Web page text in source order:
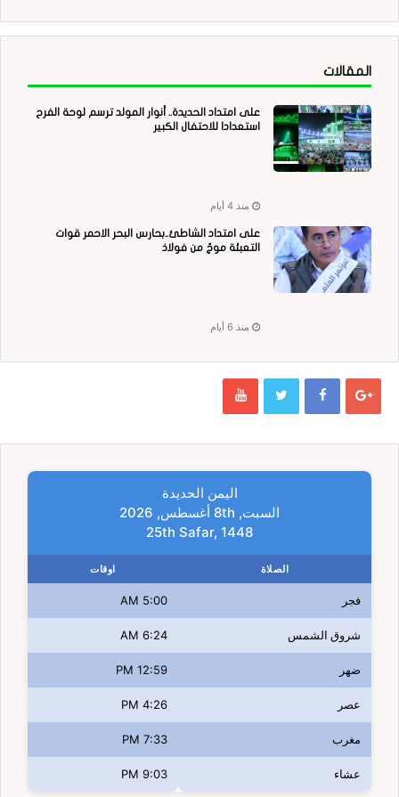
المقالات
على امتداد الحديدة.. أنوار المولد ترسم لوحة الفرح
استعدادا للاحتفال الكبير
منذ 4 أيام
على امتداد الشاطئ..بحارس البحر الاحمر قوات
التعبئة موجٌ من فولاذ
منذ 6 أيام
اليمن الحديدة
السبت, 8th أغسطس, 2026
25th Safar, 1448
الصلاة اوقات
فجر 5:00 AM
شروق الشمس 6:24 AM
ضهر 12:59 PM
عصر 4:26 PM
مغرب 7:33 PM
عشاء 9:03 PM